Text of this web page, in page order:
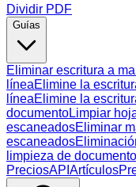
Dividir PDF
Guías
Eliminar escritura a
líneaElimine la
líneaElimine la
documentoLimpiar
escaneadosEliminar
escaneados
limpieza de
PreciosAPI Artículos